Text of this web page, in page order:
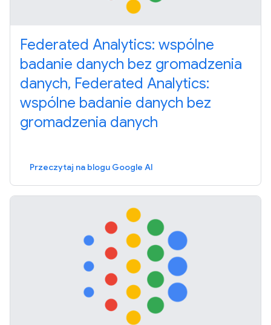
Federated Analytics: wspólne
badanie danych bez gromadzenia
danych, Federated Analytics:
wspólne badanie danych bez
gromadzenia danych
Przeczytaj na blogu Google AI